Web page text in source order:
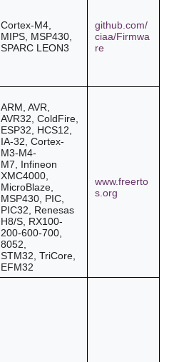
Cortex-M4,
MIPS, MSP430,
SPARC LEON3
github.com/
ciaa/Firmwa
re
ARM, AVR,
AVR32, ColdFire,
ESP32, HCS12,
IA-32, Cortex-
M3-M4-
M7, Infineon
XMC4000
MicroBlaze,
MSP430, PIC,
PIC32, Renesas
H8/S, RX100-
200-600-700,
8052,
STM32, TriCore
EFM32
www.freerto
s.org